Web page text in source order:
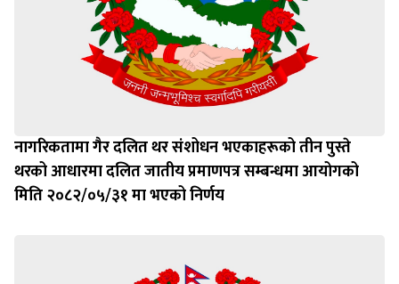
नागरिकतामा गैर दलित थर संशोधन भएकाहरूको तीन पुस्ते
थरको आधारमा दलित जातीय प्रमाणपत्र सम्बन्धमा आयोगको
मिति २०८२/०५/३१ मा भएको निर्णय